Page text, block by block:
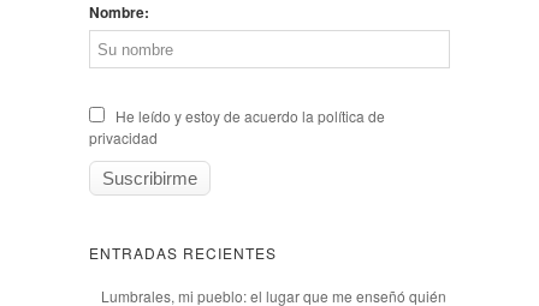
Nombre:
He leído y estoy de acuerdo la política de
privacidad
ENTRADAS RECIENTES
Lumbrales, mi pueblo: el lugar que me enseñó quién